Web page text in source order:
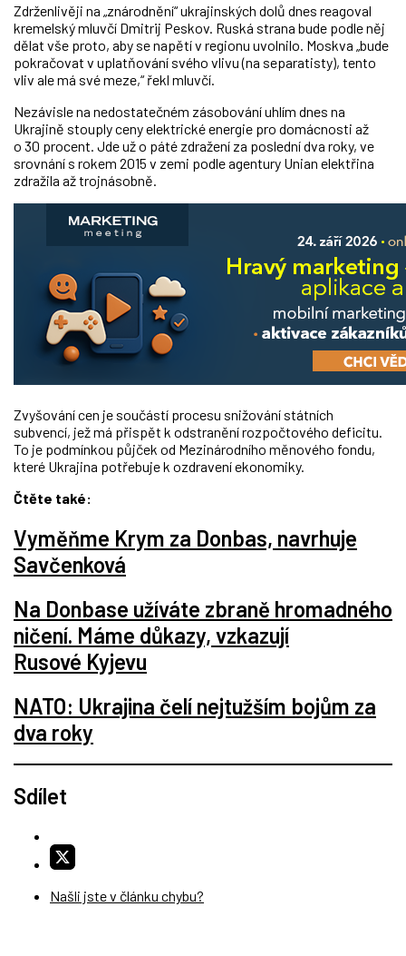
Zdrženlivěji na „znárodnění“ ukrajinských dolů dnes reagoval
kremelský mluvčí Dmitrij Peskov. Ruská strana bude podle něj
dělat vše proto, aby se napětí v regionu uvolnilo. Moskva „bude
pokračovat v uplatňování svého vlivu (na separatisty), tento
vliv ale má své meze,“ řekl mluvčí.
Nezávisle na nedostatečném zásobování uhlím dnes na
Ukrajině stouply ceny elektrické energie pro domácnosti až
o 30 procent. Jde už o páté zdražení za poslední dva roky, ve
srovnání s rokem 2015 v zemi podle agentury Unian elektřina
zdražila až trojnásobně.
Zvyšování cen je součástí procesu snižování státních
subvencí, jež má přispět k odstranění rozpočtového deficitu.
To je podmínkou půjček od Mezinárodního měnového fondu,
které Ukrajina potřebuje k ozdravení ekonomiky.
Čtěte také:
Vyměňme Krym za Donbas, navrhuje
Savčenková
Na Donbase užíváte zbraně hromadného
ničení. Máme důkazy, vzkazují
Rusové Kyjevu
NATO: Ukrajina čelí nejtužším bojům za
dva roky
Sdílet
Našli jste v článku chybu?